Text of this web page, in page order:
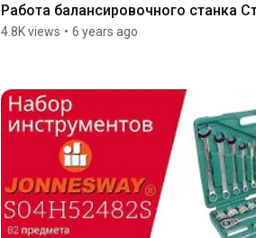
Работа балансировочного станка
4.8K views • 6 years ago